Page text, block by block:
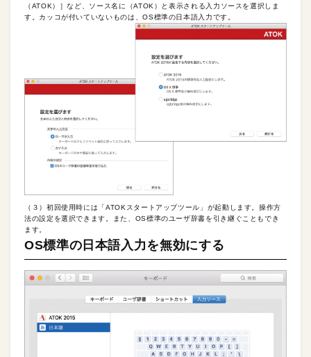
（ATOK）］など、ソース名に（ATOK）と表示される入力ソースを選択しま
す。カッコが付いていないものは、OS標準の日本語入力です。
（３）初回使用時には「ATOKスタートアップツール」が起動します。操作方
法の設定を選択できます。また、OS標準のユーザ辞書を引き継ぐこともでき
ます。
OS標準の日本語入力を無効にする